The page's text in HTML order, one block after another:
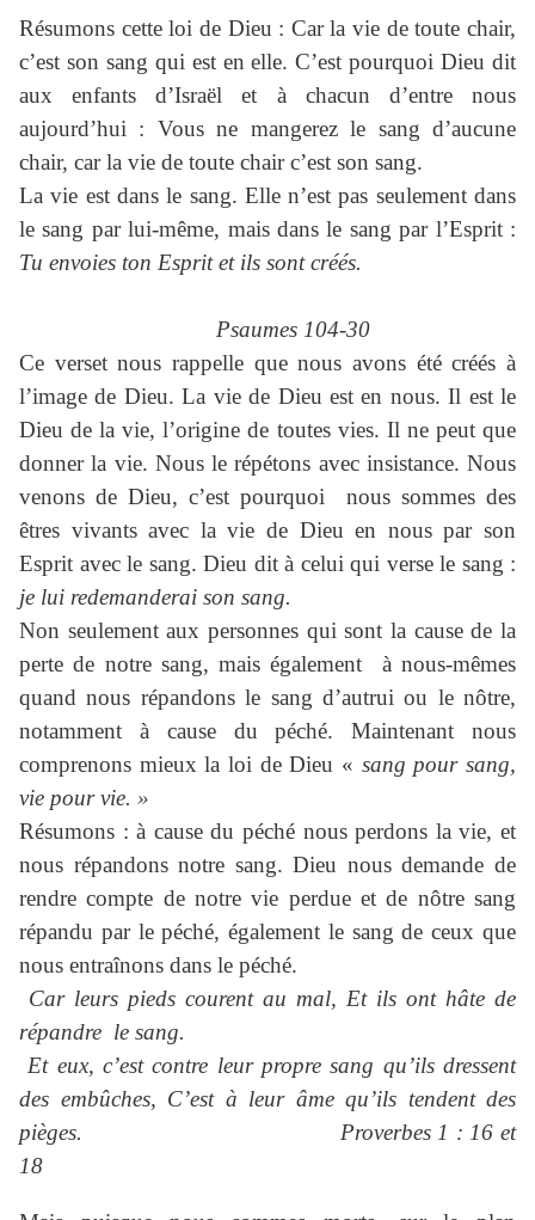
Résumons cette loi de Dieu : Car la vie de toute chair,
c’est son sang qui est en elle. C’est pourquoi Dieu dit
aux enfants d’Israël et à chacun d’entre nous
aujourd’hui : Vous ne mangerez le sang d’aucune
chair, car la vie de toute chair c’est son sang.
La vie est dans le sang. Elle n’est pas seulement dans
le sang par lui-même, mais dans le sang par l’Esprit :
Tu envoies ton Esprit et ils sont créés.
Psaumes 104-30
Ce verset nous rappelle que nous avons été créés à
l’image de Dieu. La vie de Dieu est en nous. Il est le
Dieu de la vie, l’origine de toutes vies. Il ne peut que
donner la vie. Nous le répétons avec insistance. Nous
venons de Dieu, c’est pourquoi nous sommes des
êtres vivants avec la vie de Dieu en nous par son
Esprit avec le sang. Dieu dit à celui qui verse le sang :
je lui redemanderai son sang.
Non seulement aux personnes qui sont la cause de la
perte de notre sang, mais également à nous-mêmes
quand nous répandons le sang d’autrui ou le nôtre,
notamment à cause du péché. Maintenant nous
comprenons mieux la loi de Dieu « sang pour sang,
vie pour vie. »
Résumons : à cause du péché nous perdons la vie, et
nous répandons notre sang. Dieu nous demande de
rendre compte de notre vie perdue et de nôtre sang
répandu par le péché, également le sang de ceux que
nous entraînons dans le péché.
Car leurs pieds courent au mal, Et ils ont hâte de
répandre le sang.
Et eux, c’est contre leur propre sang qu’ils dressent
des embûches, C’est à leur âme qu’ils tendent des
pièges. Proverbes 1 : 16 et
18